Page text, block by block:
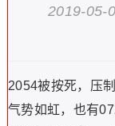
2019-05-
2054被按死，压
气势如虹，也有